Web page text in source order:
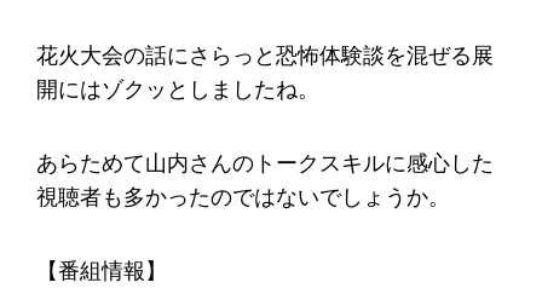
花火大会の話にさらっと恐怖体験談を混ぜる展
開にはゾクッとしましたね。
あらためて山内さんのトークスキルに感心した
視聴者も多かったのではないでしょうか。
【番組情報】